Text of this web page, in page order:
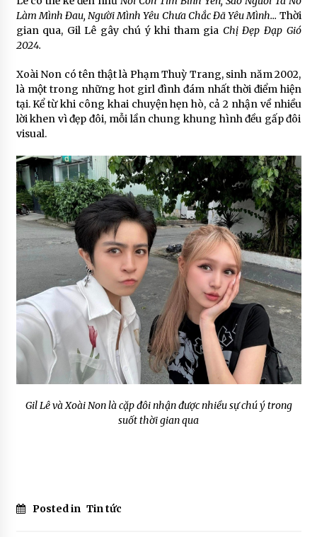
Làm Mình Đau, Người Mình Yêu Chưa Chắc Đã Yêu Mình… Thời
gian qua, Gil Lê gây chú ý khi tham gia Chị Đẹp Đạp Gió
2024.
Xoài Non có tên thật là Phạm Thuỳ Trang, sinh năm 2002,
là một trong những hot girl đình đám nhất thời điểm hiện
tại. Kể từ khi công khai chuyện hẹn hò, cả 2 nhận về nhiều
lời khen vì đẹp đôi, mỗi lần chung khung hình đều gấp đôi
visual.
Gil Lê và Xoài Non là cặp đôi nhận được nhiều sự chú ý trong
suốt thời gian qua
Posted in Tin tức